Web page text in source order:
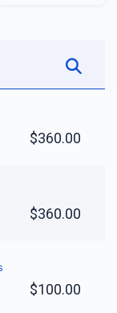
$360.00
$360.00
$100.00